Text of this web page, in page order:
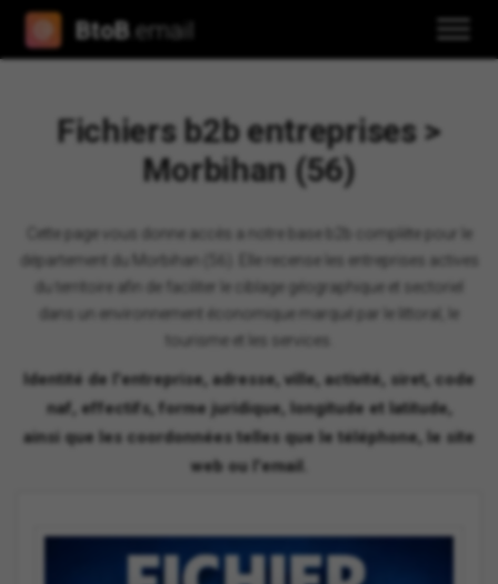
BtoB .email
Fichiers b2b entreprises >
Morbihan (56)
Cette page vous donne accès a notre base b2b complète pour le
département du Morbihan (56). Elle recense les entreprises actives
du territoire afin de faciliter le ciblage géographique et sectoriel
dans un environnement économique marqué par le littoral, le
tourisme et les services.
Identité de l'entreprise, adresse, ville, activité, siret, code
naf, effectifs, forme juridique, longitude et latitude,
ainsi que les coordonnées telles que le téléphone, le site
web ou l'email.